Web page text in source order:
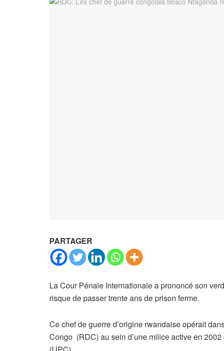
PARTAGER
La Cour Pénale Internationale a prononcé son
risque de passer trente ans de prison ferme.
Ce chef de guerre d’origine rwandaise opérait
Congo (RDC) au sein d’une milice active en